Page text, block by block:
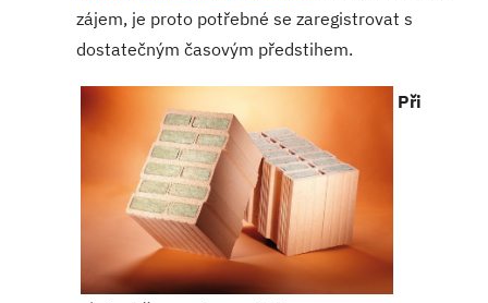
zájem, je proto potřebné se zaregistrovat s
dostatečným časovým předstihem.
Při